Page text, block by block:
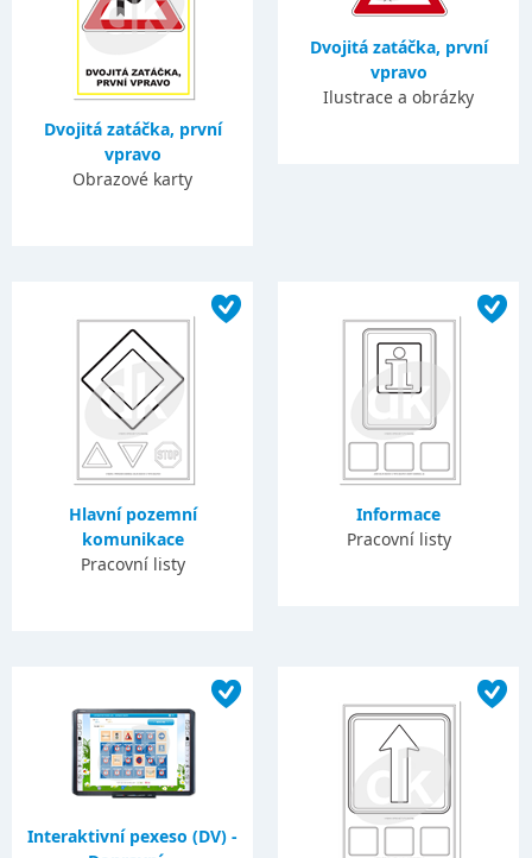
Dvojitá zatáčka, první
vpravo
Obrazové karty
Dvojitá zatáčka, první
vpravo
Ilustrace a obrázky
Hlavní pozemní
komunikace
Pracovní listy
Informace
Pracovní listy
Interaktivní pexeso (DV) -